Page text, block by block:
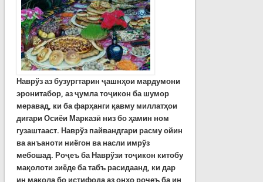
Наврўз аз бузургтарин ҷашнҳои мардумони
эронитабор, аз ҷумла тоҷикон ба шумор
меравад, ки ба фарҳанги қавму миллатҳои
дигари Осиёи Марказӣ низ бо ҳамин ном
гузаштааст. Наврўз пайвандгари расму ойин
ва анъаноти ниёгон ва насли имрўз
мебошад. Роҷеъ ба Наврўзи тоҷикон китобу
мақолоти зиёде ба табъ расидаанд, ки дар
ин мақола бо истифода аз онҳо роҷеъ ба ин